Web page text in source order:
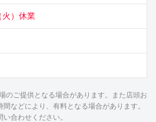
火）休業
のご提供となる場合があります。また店頭お
などにより、有料となる場合があります。
合わせください。